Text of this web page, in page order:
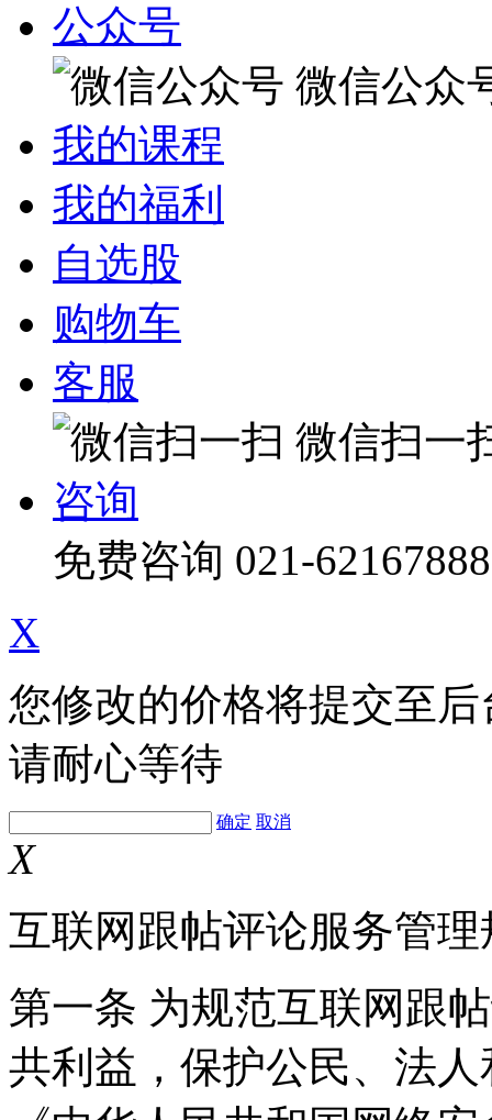
公众号
微信公众
我的课程
我的福利
自选股
购物车
客服
微信扫一
咨询
免费咨询 021-62167888
X
您修改的价格将提交至
请耐心等待
确定 取消
X
互联网跟帖评论服务管理
第一条 为规范互联网跟
共利益，保护公民、法